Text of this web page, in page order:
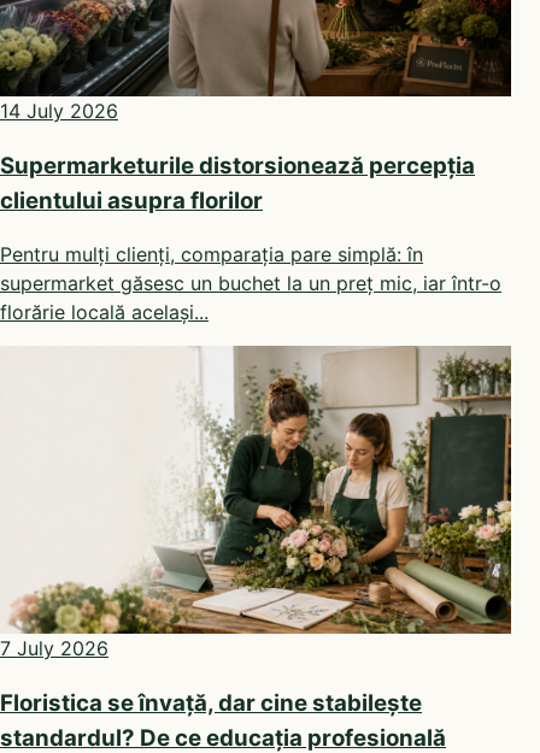
14 July 2026
Supermarketurile distorsionează percepția
clientului asupra florilor
Pentru mulți clienți, comparația pare simplă: în
supermarket găsesc un buchet la un preț mic, iar într-o
florărie locală același...
7 July 2026
Floristica se învață, dar cine stabilește
standardul? De ce educația profesională